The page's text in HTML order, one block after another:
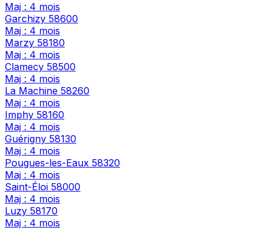
Maj : 4 mois
Garchizy 58600
Maj : 4 mois
Marzy 58180
Maj : 4 mois
Clamecy 58500
Maj : 4 mois
La Machine 58260
Maj : 4 mois
Imphy 58160
Maj : 4 mois
Guérigny 58130
Maj : 4 mois
Pougues-les-Eaux 58320
Maj : 4 mois
Saint-Éloi 58000
Maj : 4 mois
Luzy 58170
Maj : 4 mois